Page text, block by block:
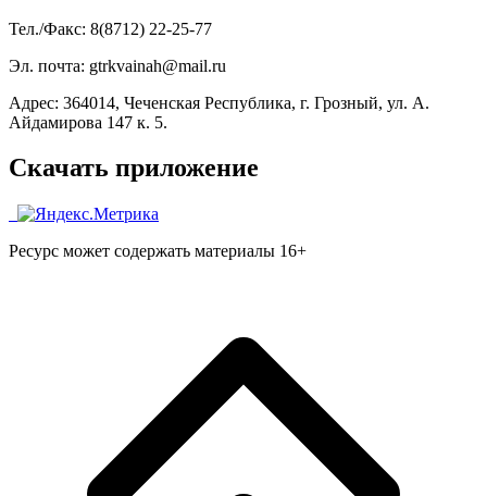
Тел./Факс: 8(8712) 22-25-77
Эл. почта: gtrkvainah@mail.ru
Адрес: 364014, Чеченская Республика, г. Грозный, ул. А.
Айдамирова 147 к. 5.
Скачать приложение
Ресурс может содержать материалы 16+